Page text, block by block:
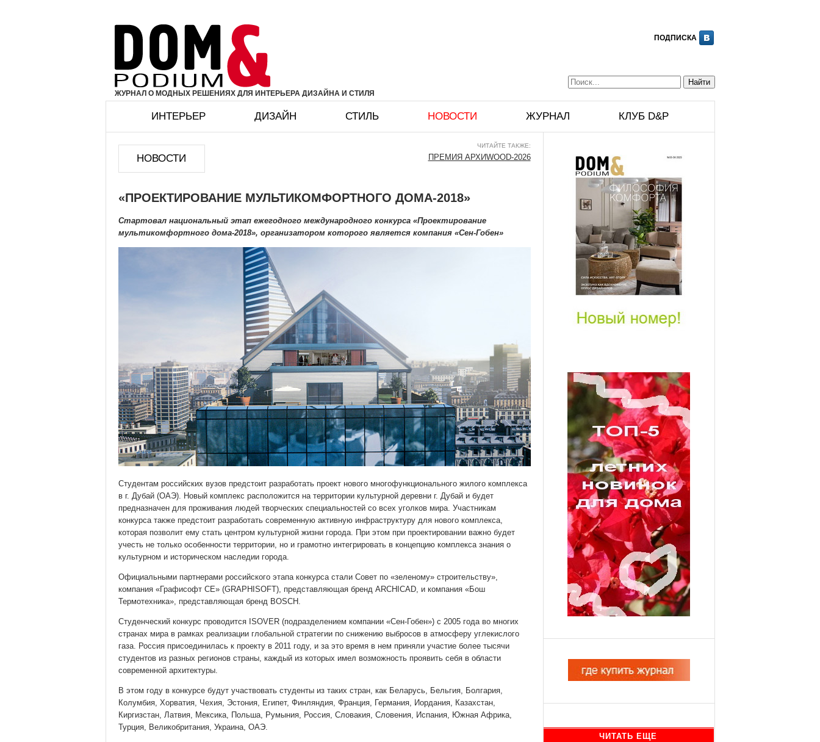
ЖУРНАЛ О МОДНЫХ РЕШЕНИЯХ ДЛЯ ИНТЕРЬЕРА ДИЗАЙНА И СТИЛЯ
ПОДПИСКА
ИНТЕРЬЕР ДИЗАЙН СТИЛЬ НОВОСТИ ЖУРНАЛ КЛУБ D&P
НОВОСТИ
ЧИТАЙТЕ ТАКЖЕ:
ПРЕМИЯ АРХИWOOD-2026
«ПРОЕКТИРОВАНИЕ МУЛЬТИКОМФОРТНОГО ДОМА-2018»
Стартовал национальный этап ежегодного международного конкурса «Проектирование
мультикомфортного дома-2018», организатором которого является компания «Сен-Гобен»
Студентам российских вузов предстоит разработать проект нового многофункционального жилого комплекса
в г. Дубай (ОАЭ). Новый комплекс расположится на территории культурной деревни г. Дубай и будет
предназначен для проживания людей творческих специальностей со всех уголков мира. Участникам
конкурса также предстоит разработать современную активную инфраструктуру для нового комплекса,
которая позволит ему стать центром культурной жизни города. При этом при проектировании важно будет
учесть не только особенности территории, но и грамотно интегрировать в концепцию комплекса знания о
культурном и историческом наследии города.
Официальными партнерами российского этапа конкурса стали Совет по «зеленому» строительству»,
компания «Графисофт СЕ» (GRAPHISOFT), представляющая бренд ARCHICAD, и компания «Бош
Термотехника», представляющая бренд BOSCH.
Студенческий конкурс проводится ISOVER (подразделением компании «Сен-Гобен») с 2005 года во многих
странах мира в рамках реализации глобальной стратегии по снижению выбросов в атмосферу углекислого
газа. Россия присоединилась к проекту в 2011 году, и за это время в нем приняли участие более тысячи
студентов из разных регионов страны, каждый из которых имел возможность проявить себя в области
современной архитектуры.
В этом году в конкурсе будут участвовать студенты из таких стран, как Беларусь, Бельгия, Болгария,
Колумбия, Хорватия, Чехия, Эстония, Египет, Финляндия, Франция, Германия, Иордания, Казахстан,
Киргизстан, Латвия, Мексика, Польша, Румыния, Россия, Словакия, Словения, Испания, Южная Африка,
Турция, Великобритания, Украина, ОАЭ.
ЧИТАТЬ ЕЩЕ